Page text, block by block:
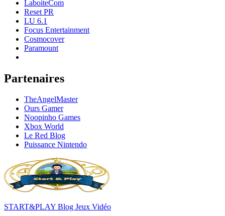
LaboiteCom
Reset PR
LU 6.1
Focus Entertainment
Cosmocover
Paramount
Partenaires
TheAngelMaster
Ours Gamer
Noopinho Games
Xbox World
Le Red Blog
Puissance Nintendo
START&PLAY Blog Jeux Vidéo